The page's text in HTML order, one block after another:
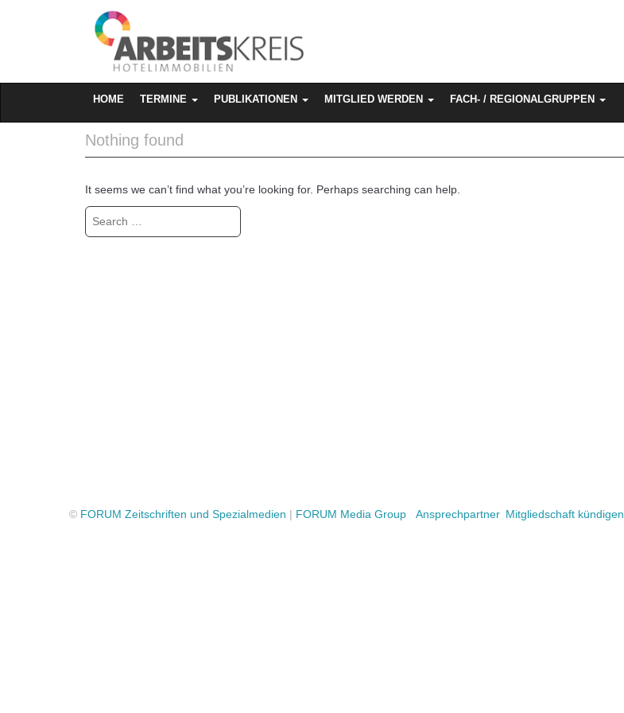
HOME
TERMINE PUBLIKATIONEN MITGLIED WERDEN FACH- / REGIONALGRUPPEN
Nothing found
It seems we can’t find what you’re looking for. Perhaps searching can help.
Search for:
© FORUM Zeitschriften und Spezialmedien | FORUM Media Group Ansprechpartner Mitgliedschaft kündigen